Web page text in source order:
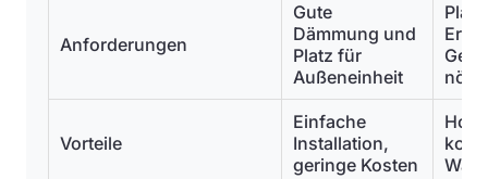
Anforderungen
Gute
Dämmung und
Platz für
Außeneinheit
nötig
Vorteile
Einfache
Installation,
geringe Kosten